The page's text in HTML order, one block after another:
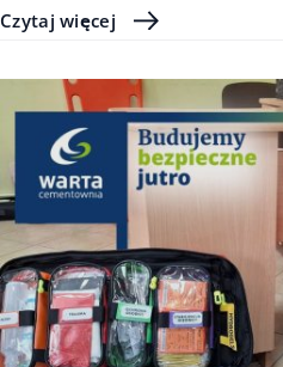
Czytaj więcej